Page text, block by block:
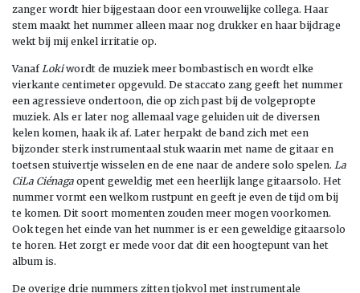
zanger wordt hier bijgestaan door een vrouwelijke collega. Haar
stem maakt het nummer alleen maar nog drukker en haar bijdrage
wekt bij mij enkel irritatie op.
Vanaf Lokiwordt de muziek meer bombastisch en wordt elke
vierkante centimeter opgevuld. De staccato zang geeft het nummer
een agressieve ondertoon, die op zich past bij de volgepropte
muziek. Als er later nog allemaal vage geluiden uit de diversen
kelen komen, haak ik af. Later herpakt de band zich met een
bijzonder sterk instrumentaal stuk waarin met name de gitaar en
toetsen stuivertje wisselen en de ene naar de andere solo spelen. La
CiLa Ciénaga opent geweldig met een heerlijk lange gitaarsolo. Het
nummer vormt een welkom rustpunt en geeft je even de tijd om bij
te komen. Dit soort momenten zouden meer mogen voorkomen.
Ook tegen het einde van het nummer is er een geweldige gitaarsolo
te horen. Het zorgt er mede voor dat dit een hoogtepunt van het
album is.
De overige drie nummers zitten tjokvol met instrumentale